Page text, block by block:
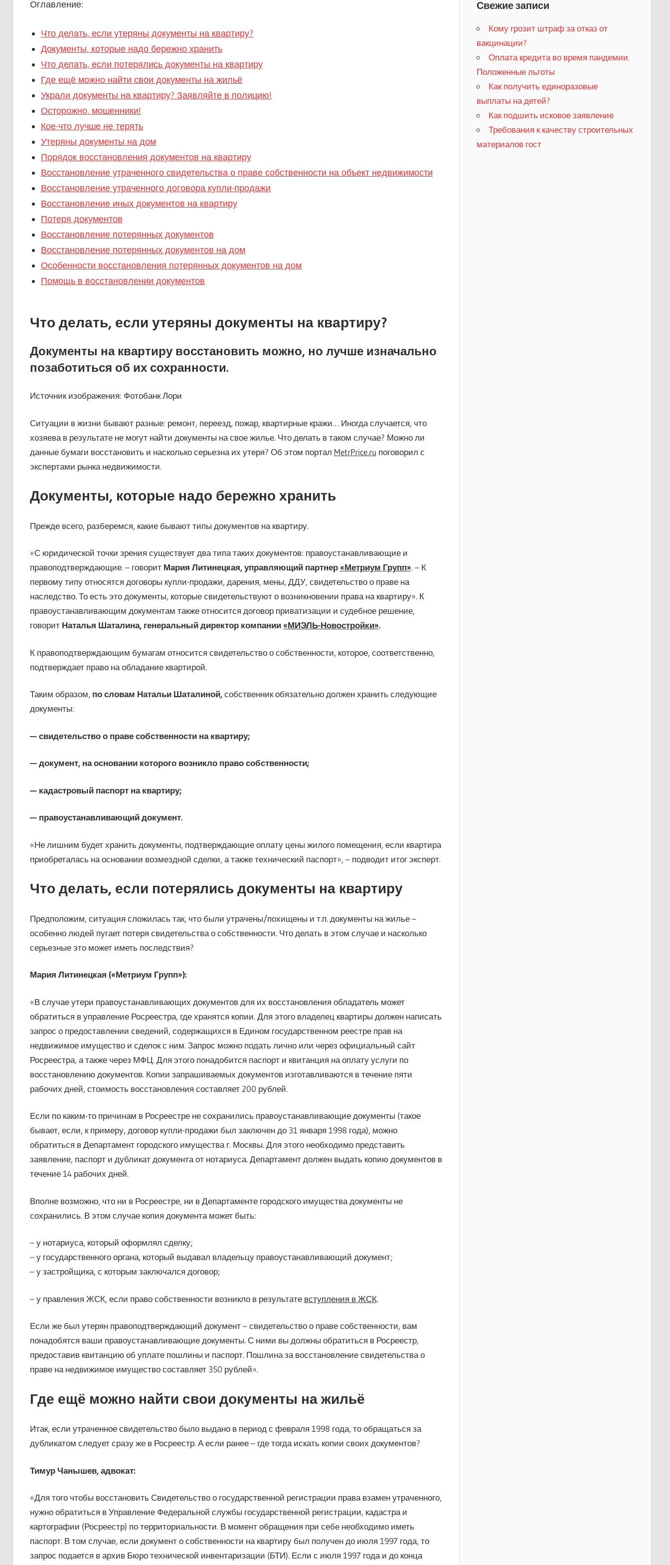
Оглавление:
​Что делать, если утеряны документы на квартиру?
Документы, которые надо бережно хранить
Что делать, если потерялись документы на квартиру
Где ещё можно найти свои документы на жильё
Украли документы на квартиру? Заявляйте в полицию!
Осторожно, мошенники!
Кое-что лучше не терять
Утеряны документы на дом
Порядок восстановления документов на квартиру
Восстановление утраченного свидетельства о праве собственности на объект недвижимости
Восстановление утраченного договора купли-продажи
Восстановление иных документов на квартиру
Потеря документов
Восстановление потерянных документов
Восстановление потерянных документов на дом
Особенности восстановления потерянных документов на дом
Помощь в восстановлении документов
​Что делать, если утеряны документы на квартиру?
Документы на квартиру восстановить можно, но лучше изначально
позаботиться об их сохранности.
Источник изображения: Фотобанк Лори
Ситуации в жизни бывают разные: ремонт, переезд, пожар, квартирные кражи… Иногда случается, что
хозяева в результате не могут найти документы на свое жилье. Что делать в таком случае? Можно ли
данные бумаги восстановить и насколько серьезна их утеря? Об этом портал MetrPrice.ru поговорил с
экспертами рынка недвижимости.
Документы, которые надо бережно хранить
Прежде всего, разберемся, какие бывают типы документов на квартиру.
«С юридической точки зрения существует два типа таких документов: правоустанавливающие и
правоподтверждающие. – говорит Мария Литинецкая, управляющий партнер «Метриум Групп». – К
первому типу относятся договоры купли-продажи, дарения, мены, ДДУ, свидетельство о праве на
наследство. То есть это документы, которые свидетельствуют о возникновении права на квартиру». К
правоустанавливающим документам также относится договор приватизации и судебное решение,
говорит Наталья Шаталина, генеральный директор компании «МИЭЛЬ-Новостройки».
К правоподтверждающим бумагам относится свидетельство о собственности, которое, соответственно,
подтверждает право на обладание квартирой.
Таким образом, по словам Натальи Шаталиной,собственник обязательно должен хранить следующие
документы:
— свидетельство о праве собственности на квартиру;
— документ, на основании которого возникло право собственности;
— кадастровый паспорт на квартиру;
— правоустанавливающий документ.
«Не лишним будет хранить документы, подтверждающие оплату цены жилого помещения, если квартира
приобреталась на основании возмездной сделки, а также технический паспорт», – подводит итог эксперт.
Что делать, если потерялись документы на квартиру
Предположим, ситуация сложилась так, что были утрачены/похищены и т.п. документы на жилье –
особенно людей пугает потеря свидетельства о собственности. Что делать в этом случае и насколько
серьезные это может иметь последствия?
Мария Литинецкая («Метриум Групп»):
«В случае утери правоустанавливающих документов для их восстановления обладатель может
обратиться в управление Росреестра, где хранятся копии. Для этого владелец квартиры должен написать
запрос о предоставлении сведений, содержащихся в Едином государственном реестре прав на
недвижимое имущество и сделок с ним. Запрос можно подать лично или через официальный сайт
Росреестра, а также через МФЦ. Для этого понадобится паспорт и квитанция на оплату услуги по
восстановлению документов. Копии запрашиваемых документов изготавливаются в течение пяти
рабочих дней, стоимость восстановления составляет 200 рублей.
Если по каким-то причинам в Росреестре не сохранились правоустанавливающие документы (такое
бывает, если, к примеру, договор купли-продажи был заключен до 31 января 1998 года), можно
обратиться в Департамент городского имущества г. Москвы. Для этого необходимо представить
заявление, паспорт и дубликат документа от нотариуса. Департамент должен выдать копию документов в
течение 14 рабочих дней.
Вполне возможно, что ни в Росреестре, ни в Департаменте городского имущества документы не
сохранились. В этом случае копия документа может быть:
– у нотариуса, который оформлял сделку;
– у государственного органа, который выдавал владельцу правоустанавливающий документ;
– у застройщика, с которым заключался договор;
– у правления ЖСК, если право собственности возникло в результате вступления в ЖСК.
Если же был утерян правоподтверждающий документ – свидетельство о праве собственности, вам
понадобятся ваши правоустанавливающие документы. С ними вы должны обратиться в Росреестр,
предоставив квитанцию об уплате пошлины и паспорт. Пошлина за восстановление свидетельства о
праве на недвижимое имущество составляет 350 рублей».
Где ещё можно найти свои документы на жильё
Итак, если утраченное свидетельство было выдано в период с февраля 1998 года, то обращаться за
дубликатом следует сразу же в Росреестр. А если ранее – где тогда искать копии своих документов?
Тимур Чанышев, адвокат:
«Для того чтобы восстановить Свидетельство о государственной регистрации права взамен утраченного,
нужно обратиться в Управление Федеральной службы государственной регистрации, кадастра и
картографии (Росреестр) по территориальности. В момент обращения при себе необходимо иметь
паспорт. В том случае, если документ о собственности на квартиру был получен до июля 1997 года, то
запрос подается в архив Бюро технической инвентаризации (БТИ). Если с июля 1997 года и до конца
Свежие записи
Кому грозит штраф за отказ от
вакцинации?
​Оплата кредита во время пандемии.
Положенные льготы
​Как получить единоразовые
выплаты на детей?
Как подшить исковое заявление
Требования к качеству строительных
материалов гост